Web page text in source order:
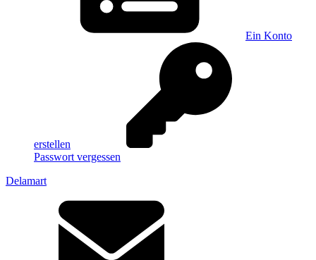
Ein Konto
erstellen
Passwort vergessen
Delamart